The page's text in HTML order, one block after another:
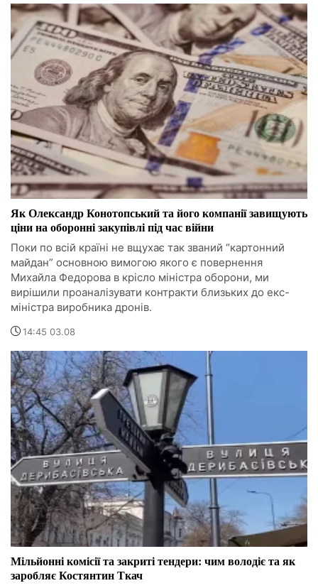
Як Олександр Конотопський та його компанії завищують
ціни на оборонні закупівлі під час війни
Поки по всій країні не вщухає так званий “картонний
майдан” основною вимогою якого є повернення
Михайла Федорова в крісло міністра оборони, ми
вирішили проаналізувати контракти близьких до екс-
міністра виробника дронів.
14:45 03.08
Мільйонні комісії та закриті тендери: чим володіє та як
заробляє Костянтин Ткач